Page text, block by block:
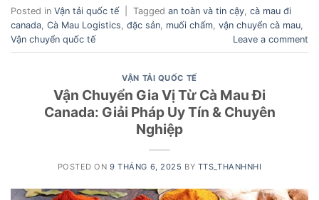
Posted in Vận tải quốc tế Tagged an toàn và tin cậy cà mau đi
canada Cà Mau Logistics đặc sản muối chấm vận chuyển cà mau
Vận chuyển quốc tế
Leave a comment
VẬN TẢI QUỐC TẾ
Vận Chuyển Gia Vị Từ Cà Mau Đi
Canada: Giải Pháp Uy Tín & Chuyên
Nghiệp
POSTED ON9 THÁNG 6, 2025 BY TTS_THANHNHI